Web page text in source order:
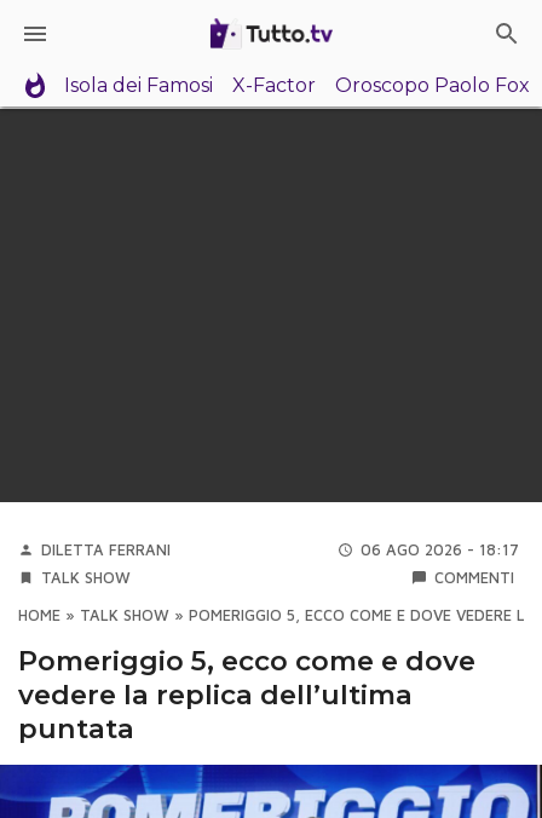
Isola dei Famosi X-Factor Oroscopo Paolo Fox
DILETTA FERRANI
06 AGO 2026 - 18:17
TALK SHOW
COMMENTI
HOME » TALK SHOW » POMERIGGIO 5, ECCO COME E DOVE VEDERE
Pomeriggio 5, ecco come e dove
vedere la replica dell’ultima
puntata